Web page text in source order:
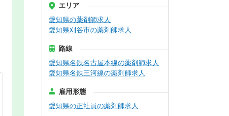
エリア
愛知県の薬剤師求人
愛知県刈谷市の薬剤師求人
路線
愛知県名鉄名古屋本線の薬剤師求人
愛知県名鉄三河線の薬剤師求人
雇用形態
愛知県の正社員の薬剤師求人